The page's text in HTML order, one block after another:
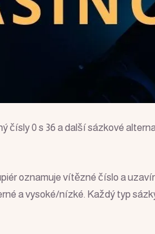
čísly 0 s 36 a další sázkové
oznamuje vítězné číslo a
a vysoké/nízké. Každý typ